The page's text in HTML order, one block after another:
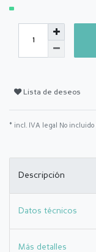
Lista de deseos
* incl. IVA legal No incluido
Descripción
Datos técnicos
Más detalles